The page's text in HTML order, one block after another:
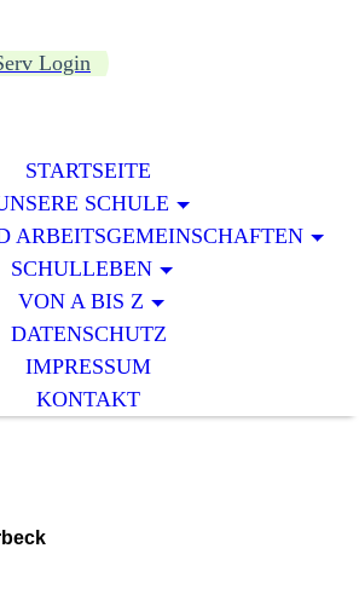
Login
STARTSEITE
SCHULE
ARBEITSGEMEINSCHAFTEN
SCHULLEBEN
VON A BIS Z
DATENSCHUTZ
IMPRESSUM
KONTAKT